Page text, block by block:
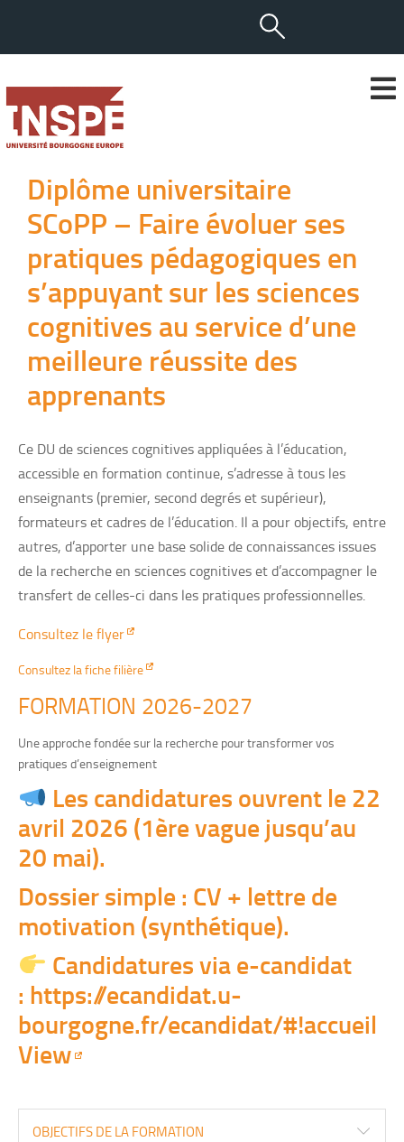
Diplôme universitaire
SCoPP – Faire évoluer ses
pratiques pédagogiques en
s’appuyant sur les sciences
cognitives au service d’une
meilleure réussite des
apprenants
Ce DU de sciences cognitives appliquées à l’éducation,
accessible en formation continue, s’adresse à tous les
enseignants (premier, second degrés et supérieur),
formateurs et cadres de l’éducation. Il a pour objectifs, entre
autres, d’apporter une base solide de connaissances issues
de la recherche en sciences cognitives et d’accompagner le
transfert de celles-ci dans les pratiques professionnelles.
Consultez le flyer
Consultez la fiche filière
FORMATION 2026-2027
Une approche fondée sur la recherche pour transformer vos
pratiques d’enseignement
Les candidatures ouvrent le 22
avril 2026 (1ère vague jusqu’au
20 mai).
Dossier simple : CV + lettre de
motivation (synthétique).
Candidatures via e-candidat
: https://ecandidat.u-
bourgogne.fr/ecandidat/#!accueil
View
OBJECTIFS DE LA FORMATION